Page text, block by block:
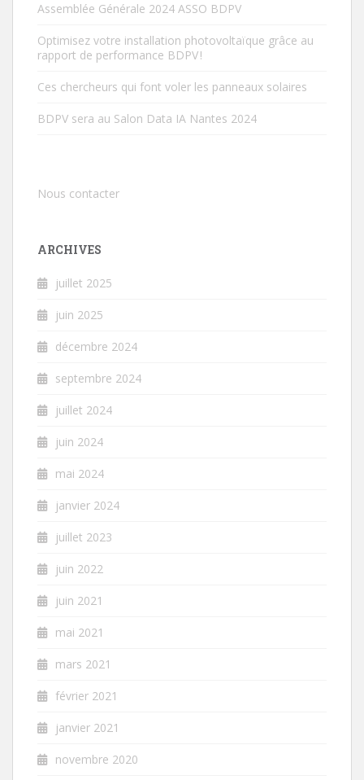
Assemblée Générale 2024 ASSO BDPV
Optimisez votre installation photovoltaïque grâce au
rapport de performance BDPV !
Ces chercheurs qui font voler les panneaux solaires
BDPV sera au Salon Data IA Nantes 2024
Nous contacter
ARCHIVES
juillet 2025
juin 2025
décembre 2024
septembre 2024
juillet 2024
juin 2024
mai 2024
janvier 2024
juillet 2023
juin 2022
juin 2021
mai 2021
mars 2021
février 2021
janvier 2021
novembre 2020